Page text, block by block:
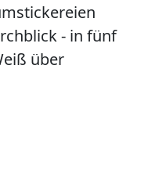
- in fünf
über